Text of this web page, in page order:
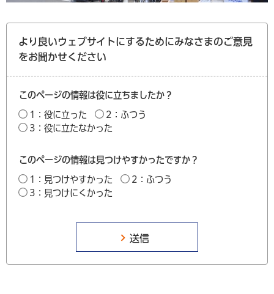
より良いウェブサイトにするためにみなさまのご意見
をお聞かせください
このページの情報は役に立ちましたか？
1：役に立った
2：ふつう
3：役に立たなかった
このページの情報は見つけやすかったですか？
1：見つけやすかった
2：ふつう
3：見つけにくかった